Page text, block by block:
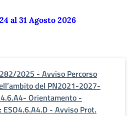
al 31 Agosto 2026
2025 - Avviso Percorso
del PN2021-2027-
Orientamento -
ESO4.6.A4.D - Avviso Prot.